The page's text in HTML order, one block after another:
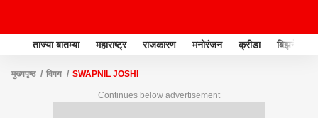
ताज्या बातम्या महाराष्ट्र राजकारण मनोरंजन क्रीडा बिझनेस
मुख्यपृष्ठ विषय SWAPNIL JOSHI
Continues below advertisement